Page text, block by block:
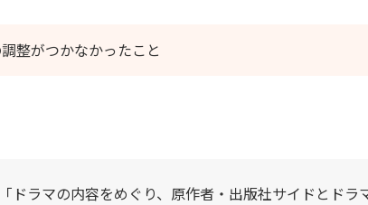
整がつかなかったこと
ドラマの内容をめぐり、原作者・出版社サイドとドラ